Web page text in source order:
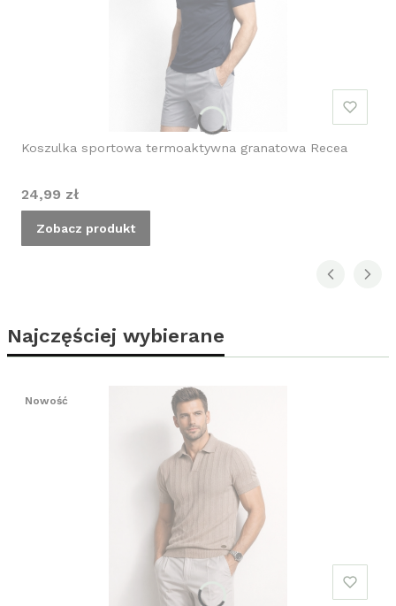
Koszulka sportowa termoaktywna granatowa Recea
Cena
24,99 zł
Zobacz produkt
Najczęściej wybierane
Nowość